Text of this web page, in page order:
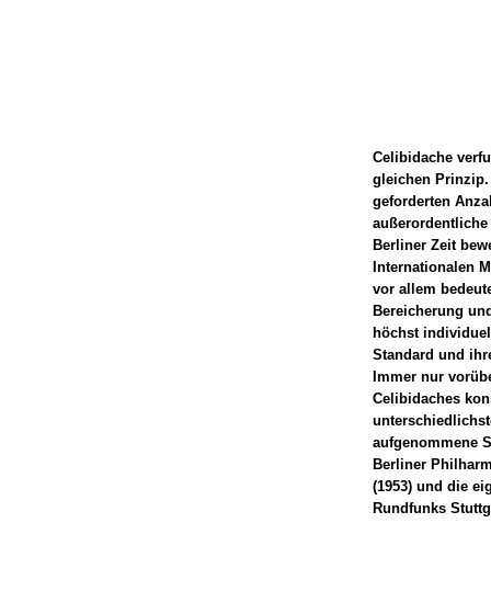
Celibidache
gleichen
geforderten
Berliner Zeit
Internationalen
vor allem
Bereicherung
höchst
Standard und
Immer nur
Celibidaches
aufgenommene
Berliner
(1953) und die
Rundfunks